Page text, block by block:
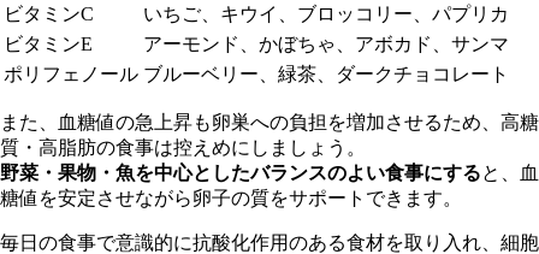
ビタミンC
いちご、キウイ、ブロッコリー、パプリカ
ビタミンE
アーモンド、かぼちゃ、アボカド、サンマ
ポリフェノール ブルーベリー、緑茶、ダークチョコレート
また、血糖値の急上昇も卵巣への負担を増加させるため、高糖
質・高脂肪の食事は控えめにしましょう。
野菜・果物・魚を中心としたバランスのよい食事にすると、血
糖値を安定させながら卵子の質をサポートできます。
毎日の食事で意識的に抗酸化作用のある食材を取り入れ、細胞